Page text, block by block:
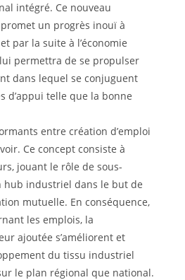
intégré. Ce nouveau
un progrès inouï à
par la suite à l’économie
permettra de se propulser
dans lequel se conjuguent
d’appui telle que la bonne
entre création d’emploi
Ce concept consiste à
jouant le rôle de sous-
hub industriel dans le but de
mutuelle. En conséquence,
les emplois, la
ajoutée s’améliorent et
du tissu industriel
le plan régional que national.